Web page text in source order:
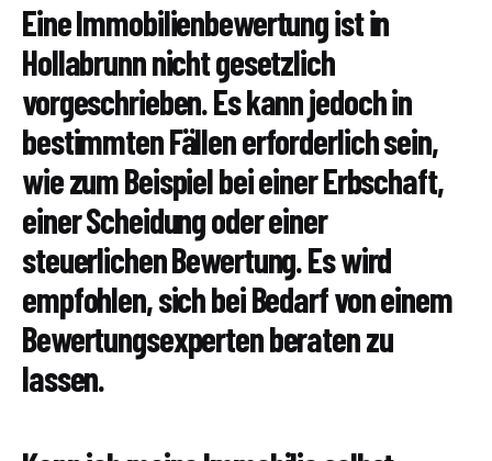
Eine Immobilienbewertung ist in
Hollabrunn nicht gesetzlich
vorgeschrieben. Es kann jedoch in
bestimmten Fällen erforderlich sein,
wie zum Beispiel bei einer Erbschaft,
einer Scheidung oder einer
steuerlichen Bewertung. Es wird
empfohlen, sich bei Bedarf von einem
Bewertungsexperten beraten zu
lassen.